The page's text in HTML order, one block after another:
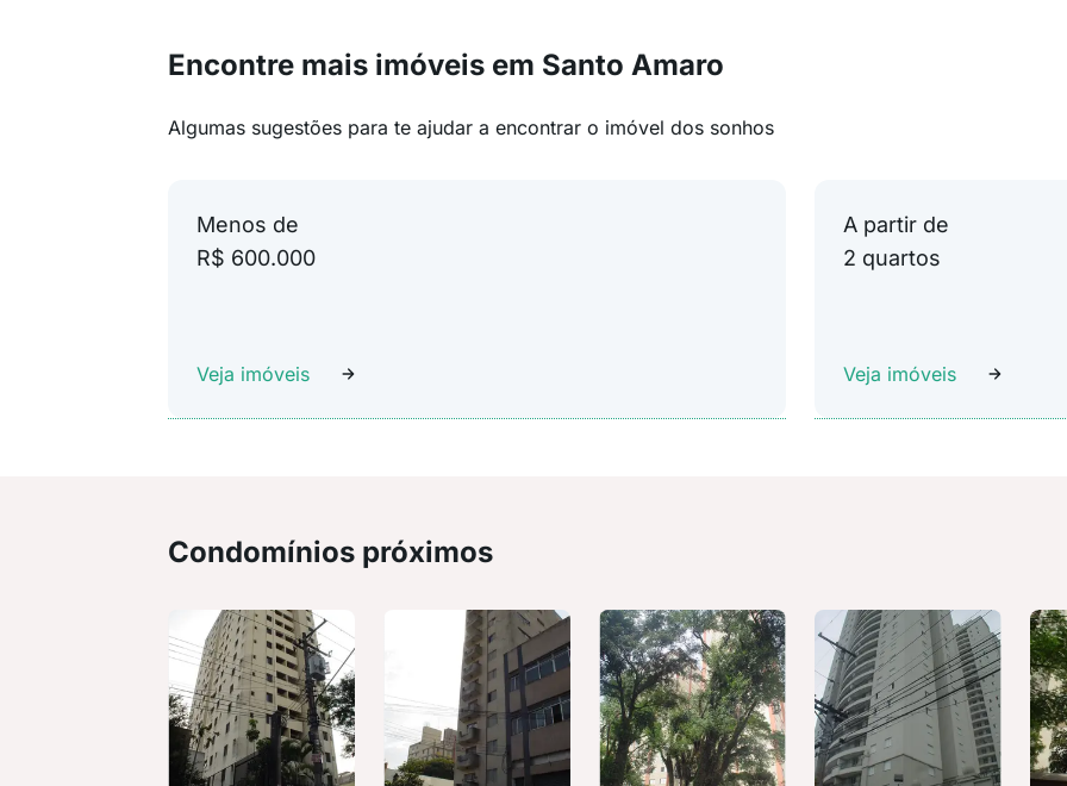
Encontre mais imóveis em Santo Amaro
Algumas sugestões para te ajudar a encontrar o imóvel dos sonhos
Menos de
R$ 600.000
Veja imóveis
A partir de
2 quartos
Veja imóveis
Condomínios próximos